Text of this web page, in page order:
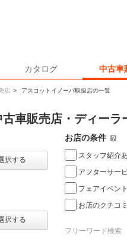
カタログ 中古車
店 > アスコットイノーバ取扱店の一覧
車販売店・ディーラ
択する
択する
お店の条件
スタッフ紹介
アフターサー
フェアイベン
お店のクチコ
フリーワード検索